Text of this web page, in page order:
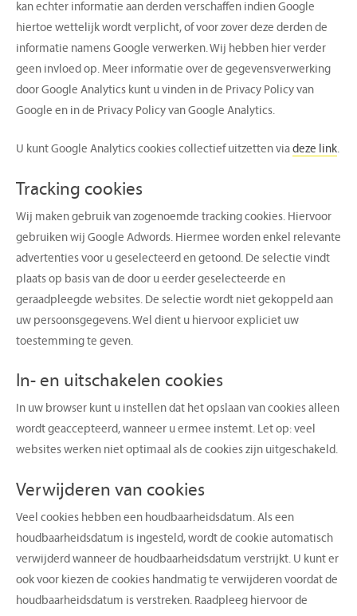
kan echter informatie aan derden verschaffen indien Google
hiertoe wettelijk wordt verplicht, of voor zover deze derden de
informatie namens Google verwerken. Wij hebben hier verder
geen invloed op. Meer informatie over de gegevensverwerking
door Google Analytics kunt u vinden in de Privacy Policy van
Google en in de Privacy Policy van Google Analytics.
U kunt Google Analytics cookies collectief uitzetten via deze link.
Tracking cookies
Wij maken gebruik van zogenoemde tracking cookies. Hiervoor
gebruiken wij Google Adwords. Hiermee worden enkel relevante
advertenties voor u geselecteerd en getoond. De selectie vindt
plaats op basis van de door u eerder geselecteerde en
geraadpleegde websites. De selectie wordt niet gekoppeld aan
uw persoonsgegevens. Wel dient u hiervoor expliciet uw
toestemming te geven.
In- en uitschakelen cookies
In uw browser kunt u instellen dat het opslaan van cookies alleen
wordt geaccepteerd, wanneer u ermee instemt. Let op: veel
websites werken niet optimaal als de cookies zijn uitgeschakeld.
​Verwijderen van cookies
Veel cookies hebben een houdbaarheidsdatum. Als een
houdbaarheidsdatum is ingesteld, wordt de cookie automatisch
verwijderd wanneer de houdbaarheidsdatum verstrijkt. U kunt er
ook voor kiezen de cookies handmatig te verwijderen voordat de
houdbaarheidsdatum is verstreken. Raadpleeg hiervoor de